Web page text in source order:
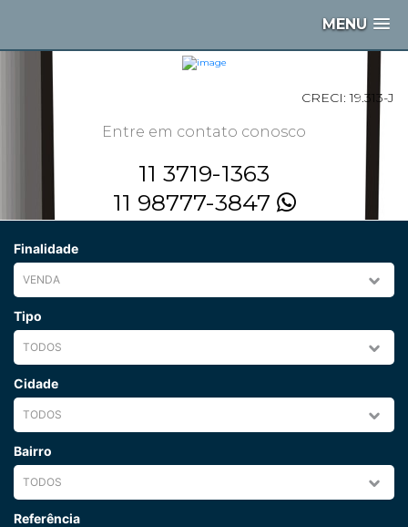
MENU
CRECI: 19.313-J
Entre em contato conosco
11 3719-1363
11 98777-3847
Finalidade
Tipo
Cidade
Bairro
Referência